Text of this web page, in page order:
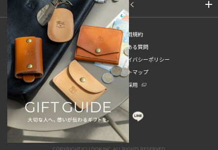
サイトマップを開く
新規会員登録
ご利用規約
ご利用ガイド
よくある質問
特定商取引法
プライバシーポリシー
お問い合わせ
サイトマップ
販売スタッフ中途採用
新卒採用
COPYRIGHT (C) LOOK INC. ALL RIGHTS RESERVED.